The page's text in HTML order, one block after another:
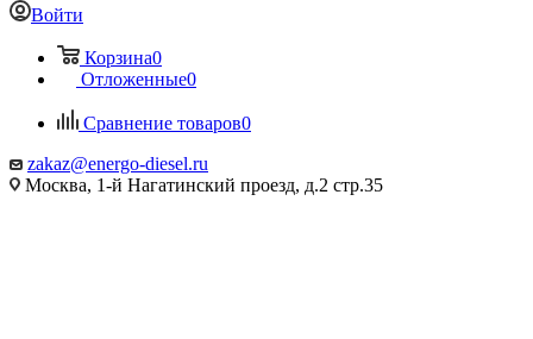
Войти
Корзина0
Отложенные0
Сравнение товаров0
zakaz@energo-diesel.ru
Москва, 1-й Нагатинский проезд, д.2 стр.35